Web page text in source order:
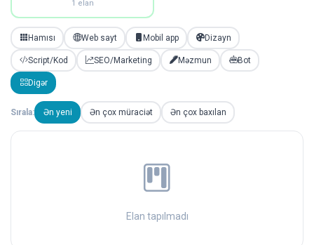
1 elan
Hamısı Web sayt Mobil app Dizayn
Script/Kod SEO/Marketing Məzmun Bot
Digər
Sırala: Ən yeni Ən çox müraciət Ən çox baxılan
Elan tapılmadı